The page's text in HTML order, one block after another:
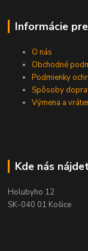
Informácie
O nás
Obchodné
Podmienky
Spôsoby
Výmena a
Kde nás
Holubyho 12
SK-040 01 Košice